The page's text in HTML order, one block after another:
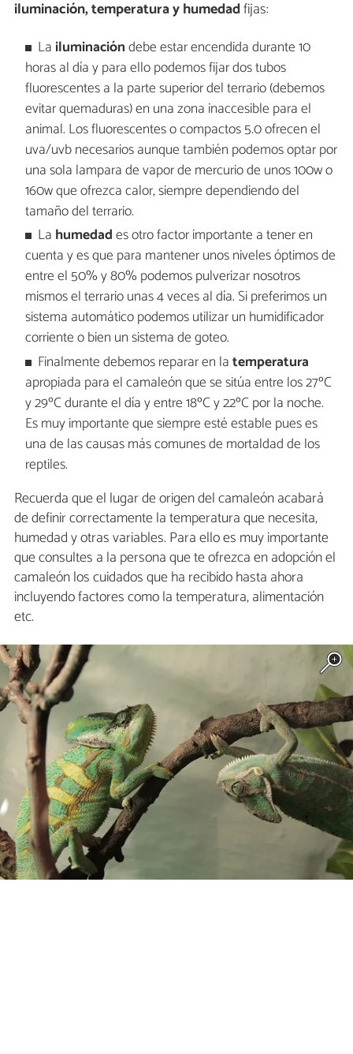
iluminación, temperatura y humedadfijas:
La iluminacióndebe estar encendida durante 10
horas al día y para ello podemos fijar dos tubos
fluorescentes a la parte superior del terrario (debemos
evitar quemaduras) en una zona inaccesible para el
animal. Los fluorescentes o compactos 5.0 ofrecen el
uva/uvb necesarios aunque también podemos optar por
una sola lampara de vapor de mercurio de unos 100w o
160w que ofrezca calor, siempre dependiendo del
tamaño del terrario.
La humedades otro factor importante a tener en
cuenta y es que para mantener unos niveles óptimos de
entre el 50% y 80% podemos pulverizar nosotros
mismos el terrario unas 4 veces al día. Si preferimos un
sistema automático podemos utilizar un humidificador
corriente o bien un sistema de goteo.
Finalmente debemos reparar en latemperatura
apropiada para el camaleón que se sitúa entre los 27ºC
y 29ºC durante el día y entre 18ºC y 22ºC por la noche.
Es muy importante que siempre esté estable pues es
una de las causas más comunes de mortaldad de los
reptiles.
Recuerda que el lugar de origen del camaleón acabará
de definir correctamente la temperatura que necesita,
humedad y otras variables. Para ello es muy importante
que consultes a la persona que te ofrezca en adopción el
camaleón los cuidados que ha recibido hasta ahora
incluyendo factores como la temperatura, alimentación
etc.